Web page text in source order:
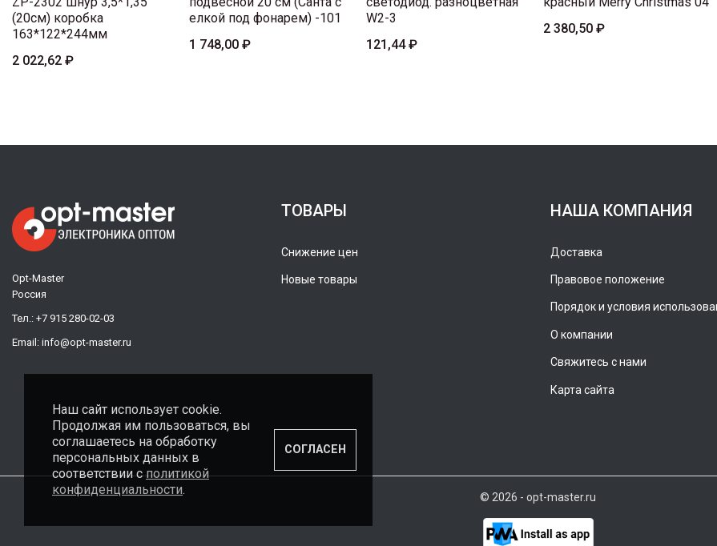
(20см) коробка
163*122*244мм
2 022,62 ₽
елкой под фонарем) -101
1 748,00 ₽
W2-3
121,44 ₽
2 380,50 ₽
Opt-Master
Россия
Тел.: +7 915 280-02-03
Email: info@opt-master.ru
ТОВАРЫ
Снижение цен
Новые товары
НАША КОМПАНИЯ
Доставка
Правовое положение
Порядок и условия
О компании
Свяжитесь с нами
Карта сайта
© 2026 - opt-master.ru
Наш сайт использует cookie.
Продолжая им пользоваться, вы
соглашаетесь на обработку
персональных данных в
соответствии сполитикой
конфиденциальности.
СОГЛАСЕН